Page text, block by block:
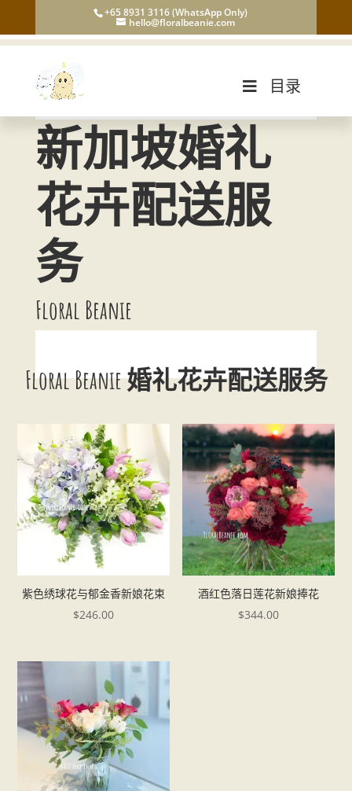
+65 8931 3116 (WhatsApp Only)
hello@floralbeanie.com
目录
新加坡婚礼
花卉配送服
务
Floral Beanie
Floral Beanie 婚礼花卉配送服务
紫色绣球花与郁金香新娘花束
$246.00
酒红色落日莲花新娘捧花
$344.00